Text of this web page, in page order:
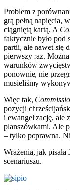
Problem z
grą pełną napięcia,
ciągniętą kartą. A
faktycznie było pod
partii, ale nawet się
pierwszy raz.
warunków
ponownie, nie
musieliśmy
Więc tak,
pozycji
i ewangelizację, ale
planszówkami. Ale
– tylko poprawna.
Wrażenia, jak
scenariuszu.